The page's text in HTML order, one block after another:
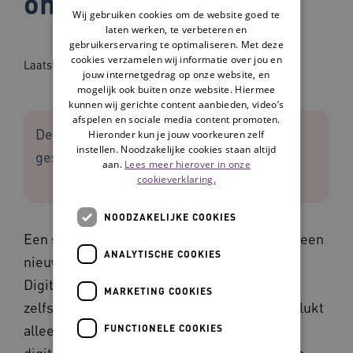
Laatst bijgewerkt op: 11-03-2026
De Raad van Ouderen heeft een advies
geschreven over digitalisering.
Een samenleving die modern wil zijn, mag geen
nieuwe vormen van uitsluiting organiseren.
Digitalisering moet bijdragen aan
zelfstandigheid en passende zorg. Maar dat lukt
alleen wanneer niemand wordt gedwongen
Wij gebruiken cookies om de website goed te
laten werken, te verbeteren en
gebruikerservaring te optimaliseren. Met deze
cookies verzamelen wij informatie over jou en
jouw internetgedrag op onze website, en
mogelijk ook buiten onze website. Hiermee
kunnen wij gerichte content aanbieden, video’s
afspelen en sociale media content promoten.
Hieronder kun je jouw voorkeuren zelf
instellen. Noodzakelijke cookies staan altijd
aan. Lees meer hierover in onze
cookieverklaring.
NOODZAKELIJKE COOKIES
ANALYTISCHE COOKIES
MARKETING COOKIES
FUNCTIONELE COOKIES